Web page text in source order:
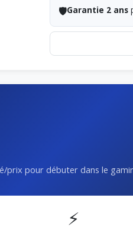
🛡️Garantie 2 ans
prix pour débuter dans le
⚡